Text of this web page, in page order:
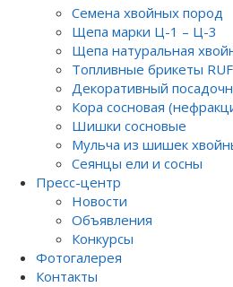
Семена хвойных пород
Щепа марки Ц-1 – Ц-3
Щепа натуральная
Топливные брикеты RUF
Декоративный
Кора сосновая
Шишки сосновые
Мульча из шишек
Сеянцы ели и сосны
Пресс-центр
Новости
Объявления
Конкурсы
Фотогалерея
Контакты